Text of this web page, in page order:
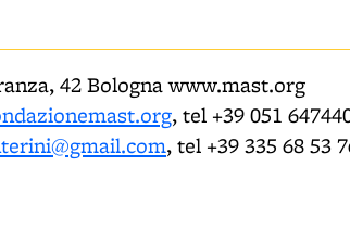
42 Bologna www.mast.org
, tel +39 051
, tel +39 335 68 53